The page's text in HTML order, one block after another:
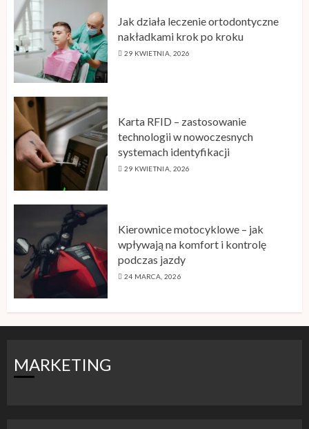
Jak działa leczenie ortodontyczne
nakładkami krok po kroku
29 KWIETNIA, 2026
Karta RFID – zastosowanie
technologii w nowoczesnych
systemach identyfikacji
29 KWIETNIA, 2026
Kierownice motocyklowe – jak
wpływają na komfort i kontrolę
podczas jazdy
24 MARCA, 2026
MARKETING